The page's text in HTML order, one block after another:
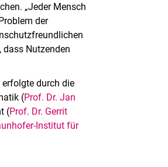
„Jeder Mensch
der
Nutzenden
durch die
(Prof. Dr. Jan
(Prof. Dr. Gerrit
Institut für